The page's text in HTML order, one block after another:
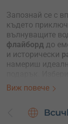
Запознай се с
където
вълнуващите
флайборд до
и исторически
намериш
Adventures.bg и
природата и
Подбрани
Виж повече